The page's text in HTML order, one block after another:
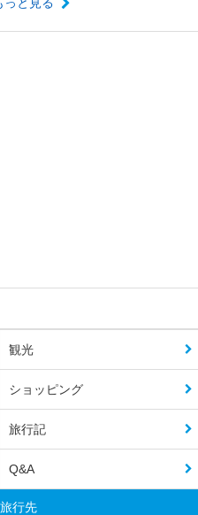
観光
ショッピング
旅行記
Q&A
行先